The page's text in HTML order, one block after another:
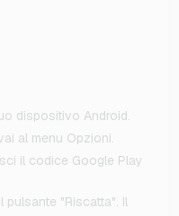
dispositivo Android.
al menu Opzioni.
il codice Google Play
pulsante "Riscatta". Il